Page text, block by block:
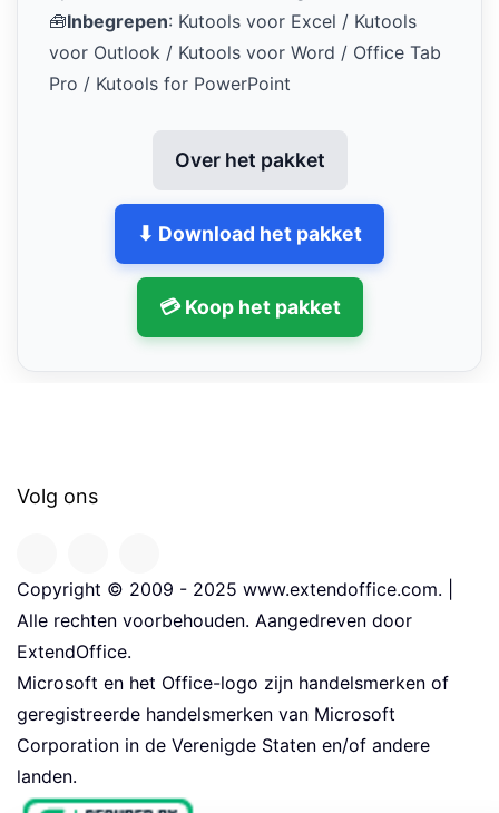
🧰Inbegrepen: Kutools voor Excel / Kutools
voor Outlook / Kutools voor Word / Office Tab
Pro / Kutools for PowerPoint
Over het pakket
⬇ Download het pakket
💳 Koop het pakket
Volg ons
Copyright © 2009 - 2025 www.extendoffice.com. |
Alle rechten voorbehouden. Aangedreven door
ExtendOffice.
Microsoft en het Office-logo zijn handelsmerken of
geregistreerde handelsmerken van Microsoft
Corporation in de Verenigde Staten en/of andere
landen.